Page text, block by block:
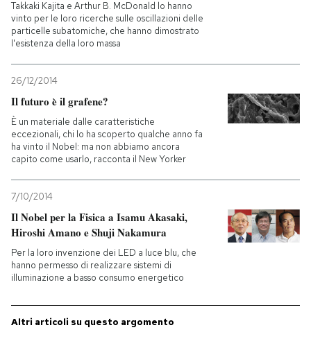
Cultura
Economia
Europa
Altrecose
PODCAST
NEWSLETTER
SHOP
Takkaki Kajita e Arthur B. McDonald lo hanno
vinto per le loro ricerche sulle oscillazioni delle
particelle subatomiche, che hanno dimostrato
l'esistenza della loro massa
26/12/2014
Il futuro è il grafene?
È un materiale dalle caratteristiche
eccezionali, chi lo ha scoperto qualche anno fa
ha vinto il Nobel: ma non abbiamo ancora
capito come usarlo, racconta il New Yorker
7/10/2014
Il Nobel per la Fisica a Isamu Akasaki,
Hiroshi Amano e Shuji Nakamura
Per la loro invenzione dei LED a luce blu, che
hanno permesso di realizzare sistemi di
illuminazione a basso consumo energetico
Altri articoli su questo argomento